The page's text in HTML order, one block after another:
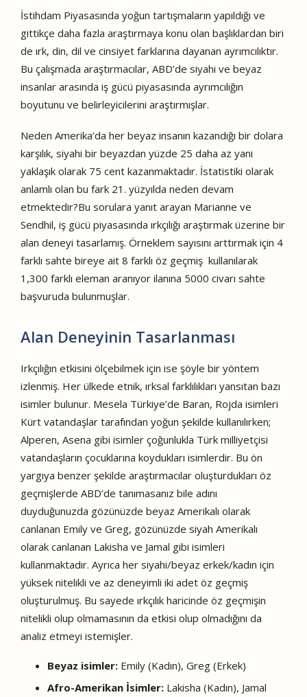
İstihdam Piyasasında yoğun tartışmaların yapıldığı ve
gittikçe daha fazla araştırmaya konu olan başlıklardan biri
de ırk, din, dil ve cinsiyet farklarına dayanan ayrımcılıktır.
Bu çalışmada araştırmacılar, ABD’de siyahi ve beyaz
insanlar arasında iş gücü piyasasında ayrımcılığın
boyutunu ve belirleyicilerini araştırmışlar.
Neden Amerika’da her beyaz insanın kazandığı bir dolara
karşılık, siyahi bir beyazdan yüzde 25 daha az yani
yaklaşık olarak 75 cent kazanmaktadır. İstatistiki olarak
anlamlı olan bu fark 21. yüzyılda neden devam
etmektedir?Bu sorulara yanıt arayan Marianne ve
Sendhil, iş gücü piyasasında ırkçılığı araştırmak üzerine bir
alan deneyi tasarlamış. Örneklem sayısını arttırmak için 4
farklı sahte bireye ait 8 farklı öz geçmiş kullanılarak
1,300 farklı eleman aranıyor ilanına 5000 civarı sahte
başvuruda bulunmuşlar.
Alan Deneyinin Tasarlanması
Irkçılığın etkisini ölçebilmek için ise şöyle bir yöntem
izlenmiş. Her ülkede etnik, ırksal farklılıkları yansıtan bazı
isimler bulunur. Mesela Türkiye’de Baran, Rojda isimleri
Kürt vatandaşlar tarafından yoğun şekilde kullanılırken;
Alperen, Asena gibi isimler çoğunlukla Türk milliyetçisi
vatandaşların çocuklarına koydukları isimlerdir. Bu ön
yargıya benzer şekilde araştırmacılar oluşturdukları öz
geçmişlerde ABD’de tanımasanız bile adını
duyduğunuzda gözünüzde beyaz Amerikalı olarak
canlanan Emily ve Greg, gözünüzde siyah Amerikalı
olarak canlanan Lakisha ve Jamal gibi isimleri
kullanmaktadır. Ayrıca her siyahi/beyaz erkek/kadın için
yüksek nitelikli ve az deneyimli iki adet öz geçmiş
oluşturulmuş. Bu sayede ırkçılık haricinde öz geçmişin
nitelikli olup olmamasının da etkisi olup olmadığını da
analiz etmeyi istemişler.
Beyaz isimler: Emily (Kadın), Greg (Erkek)
Afro-Amerikan İsimler: Lakisha (Kadın), Jamal